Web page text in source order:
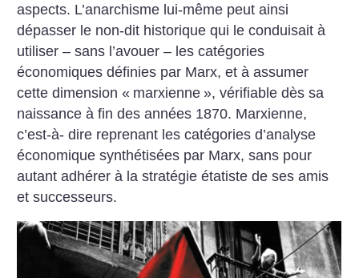
aspects. L’anarchisme lui-même peut ainsi
dépasser le non-dit historique qui le conduisait à
utiliser – sans l’avouer – les catégories
économiques définies par Marx, et à assumer
cette dimension « marxienne », vérifiable dès sa
naissance à fin des années 1870. Marxienne,
c’est-à- dire reprenant les catégories d’analyse
économique synthétisées par Marx, sans pour
autant adhérer à la stratégie étatiste de ses amis
et successeurs.